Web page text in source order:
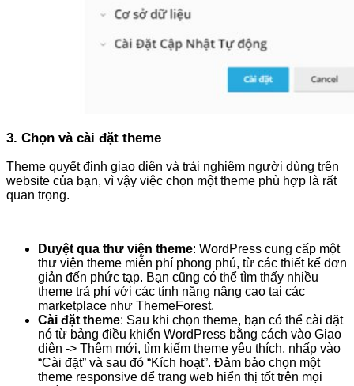
3. Chọn và cài đặt theme
Theme quyết định giao diện và trải nghiệm người dùng trên
website của bạn, vì vậy việc chọn một theme phù hợp là rất
quan trọng.
Duyệt qua thư viện theme: WordPress cung cấp một
thư viện theme miễn phí phong phú, từ các thiết kế đơn
giản đến phức tạp. Bạn cũng có thể tìm thấy nhiều
theme trả phí với các tính năng nâng cao tại các
marketplace như ThemeForest.
Cài đặt theme: Sau khi chọn theme, bạn có thể cài đặt
nó từ bảng điều khiển WordPress bằng cách vào Giao
diện -> Thêm mới, tìm kiếm theme yêu thích, nhấp vào
“Cài đặt” và sau đó “Kích hoạt”. Đảm bảo chọn một
theme responsive để trang web hiển thị tốt trên mọi